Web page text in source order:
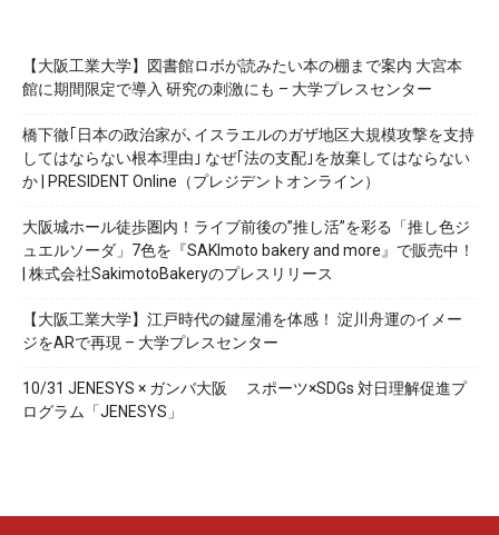
【大阪工業大学】図書館ロボが読みたい本の棚まで案内 大宮本
館に期間限定で導入 研究の刺激にも – 大学プレスセンター
橋下徹｢日本の政治家が､イスラエルのガザ地区大規模攻撃を支持
してはならない根本理由｣ なぜ｢法の支配｣を放棄してはならない
か | PRESIDENT Online（プレジデントオンライン）
大阪城ホール徒歩圏内！ライブ前後の”推し活”を彩る「推し色ジ
ュエルソーダ」7色を『SAKImoto bakery and more』で販売中！
| 株式会社SakimotoBakeryのプレスリリース
【大阪工業大学】江戸時代の鍵屋浦を体感！ 淀川舟運のイメー
ジをARで再現 – 大学プレスセンター
10/31 JENESYS × ガンバ大阪 スポーツ×SDGs 対日理解促進プ
ログラム「JENESYS」